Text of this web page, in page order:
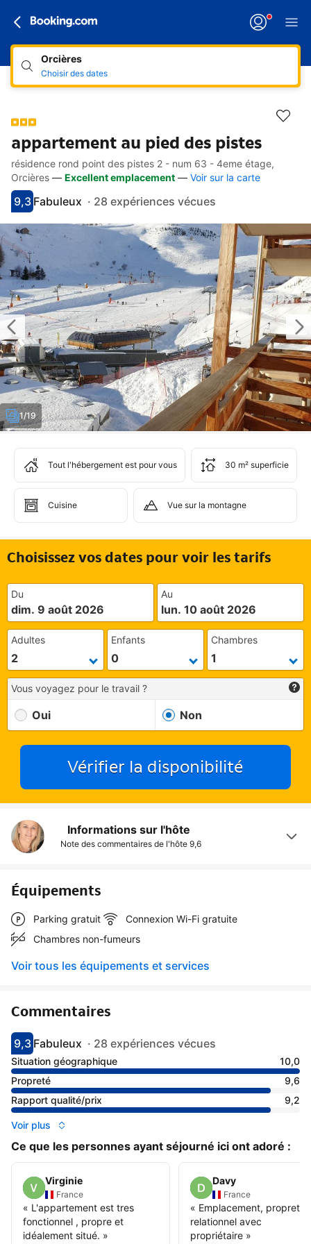
Orcières
Choisir des dates
appartement au pied des pistes
Accès rapides
Aller à la description
Aller aux équipements
Aller aux hébergements
Aller aux conditions
résidence rond point des pistes 2 - num 63 - 4eme étage,
Orcières — Excellent emplacement — Voir sur la carte
Avec une note de 9.3
9,3
fabuleuxFabuleux · 28 expériences vécues
1/19
Tout l'hébergement est pour vous 30 m² superficie
Cuisine Vue sur la montagne
Choisissez vos dates pour voir les tarifs
Du
dim. 9 août 2026
Au
lun. 10 août 2026
Adultes Enfants Chambres
Vous voyagez pour le travail ?
Oui Non
Vérifier la disponibilité
Informations sur l'hôte
Note des commentaires de l'hôte 9,6
Équipements
Parking gratuit
Connexion Wi-Fi gratuite
Chambres non-fumeurs
Voir tous les équipements et services
Commentaires
Avec une note de 9.3
9,3
fabuleuxFabuleux · 28 expériences vécues
Situation géographique
10,0
Propreté
9,6
Rapport qualité/prix
9,2
Voir plus
Ce que les personnes ayant séjourné ici ont adoré :
Virginie
France
« L'appartement est tres
fonctionnel , propre et
idéalement situé. »
Davy
France
« Emplacement, propreté,
relationnel avec
propriétaire»